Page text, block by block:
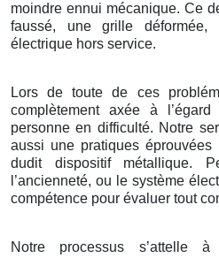
moindre ennui mécanique. Ce
faussé, une grille
électrique hors service.
Lors de toute de ces
complètement axée à
personne en difficulté. Notre
aussi une pratiques
dudit dispositif métallique.
l’ancienneté, ou le système
compétence pour évaluer tout
Notre processus s’attelle